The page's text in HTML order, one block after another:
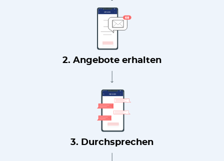
2. Angebote erhalten
3. Durchsprechen